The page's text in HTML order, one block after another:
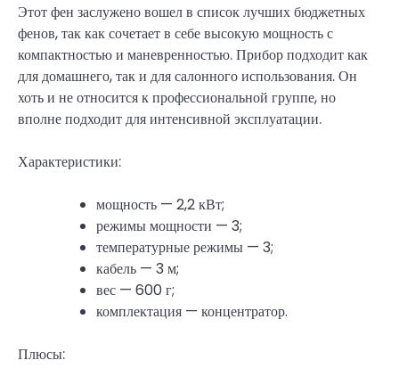
Этот фен заслужено вошел в список лучших бюджетных
фенов, так как сочетает в себе высокую мощность с
компактностью и маневренностью. Прибор подходит как
для домашнего, так и для салонного использования. Он
хоть и не относится к профессиональной группе, но
вполне подходит для интенсивной эксплуатации.
Характеристики:
мощность — 2,2 кВт;
режимы мощности — 3;
температурные режимы — 3;
кабель — 3 м;
вес — 600 г;
комплектация — концентратор.
Плюсы: